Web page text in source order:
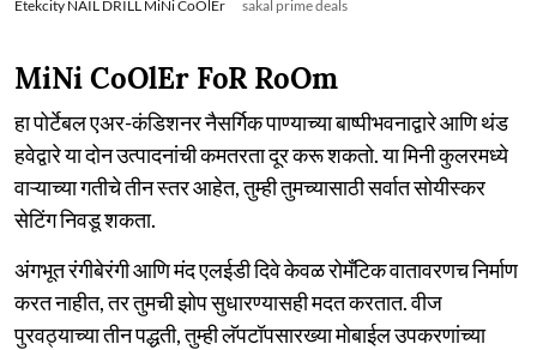
Etekcity NAIL DRILL MiNi CoOlEr sakal prime deals
MiNi CoOlEr FoR RoOm
हा पोर्टेबल एअर-कंडिशनर नैसर्गिक पाण्याच्या बाष्पीभवनाद्वारे आणि थंड
हवेद्वारे या दोन उत्पादनांची कमतरता दूर करू शकतो. या मिनी कुलरमध्ये
वाऱ्याच्या गतीचे तीन स्तर आहेत, तुम्ही तुमच्यासाठी सर्वात सोयीस्कर
सेटिंग निवडू शकता.
अंगभूत रंगीबेरंगी आणि मंद एलईडी दिवे केवळ रोमँटिक वातावरणच निर्माण
करत नाहीत, तर तुमची झोप सुधारण्यासही मदत करतात. वीज
पुरवठ्याच्या तीन पद्धती, तुम्ही लॅपटॉपसारख्या मोबाईल उपकरणांच्या